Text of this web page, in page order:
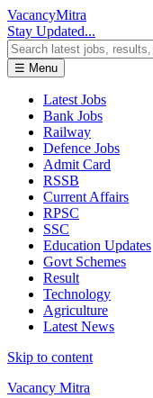
VacancyMitra
Stay Updated...
☰ Menu
Latest Jobs
Bank Jobs
Railway
Defence Jobs
Admit Card
RSSB
Current Affairs
RPSC
SSC
Education Updates
Govt Schemes
Result
Technology
Agriculture
Latest News
Skip to content
Vacancy Mitra